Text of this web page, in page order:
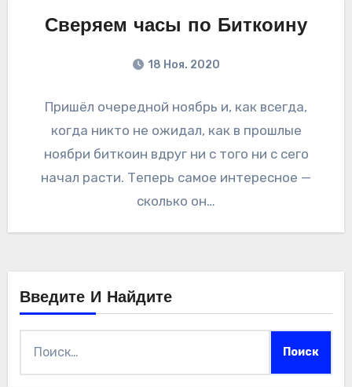
Сверяем часы по Биткоину
18 Ноя. 2020
Пришёл очередной ноябрь и, как всегда,
когда никто не ожидал, как в прошлые
ноябри биткоин вдруг ни с того ни с сего
начал расти. Теперь самое интересное —
сколько он…
Введите И Найдите